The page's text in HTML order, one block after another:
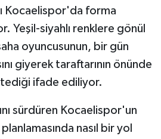
Kocaelispor'da forma
Yeşil-siyahlı renklere gönül
oyuncusunun, bir gün
giyerek taraftarının önünde
ifade ediliyor.
sürdüren Kocaelispor'un
nasıl bir yol